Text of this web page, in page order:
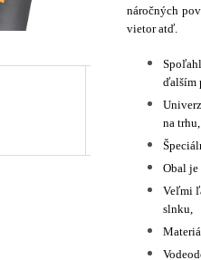
náročných
vietor atď.
ďalším
na trhu,
Obal
Veľmi
slnku,